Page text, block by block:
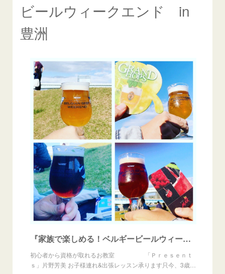
ビールウィークエンド in
豊洲
『家族で楽しめる！ベルギービールウィークエンド in 豊洲』
初心者から資格が取れるお教室 「Ｐｒｅｓｅｎｔ
ｓ」片野芳美 お子様連れ&出張レッスン承ります只今、3歳…